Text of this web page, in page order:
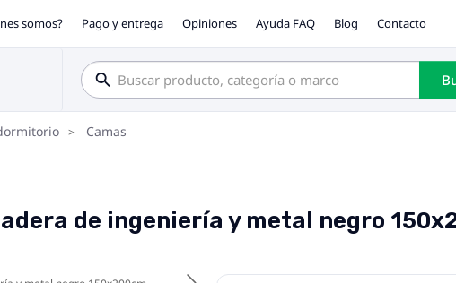
somos? Pago y entrega Opiniones Ayuda FAQ Blog Contacto
Camas
de ingeniería y metal negro